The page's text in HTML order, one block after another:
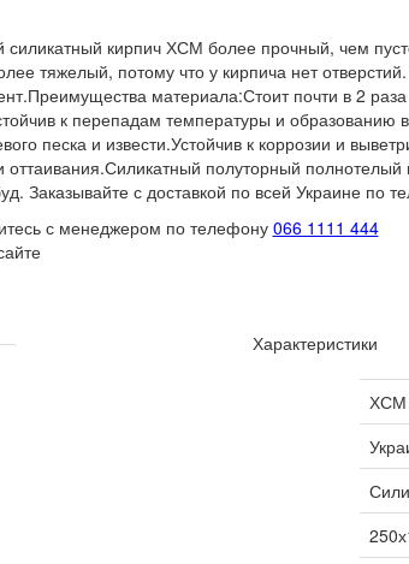
кирпич ХСМ более прочный, чем
тяжелый, потому что у кирпича нет
материала:Стоит почти в 2
к перепадам температуры и образованию
песка и извести.Устойчив к коррозии и
оттаивания.Силикатный полуторный
Заказывайте с доставкой по всей Украине по
с менеджером по телефону 066 1111 444
Характеристики
ХСМ